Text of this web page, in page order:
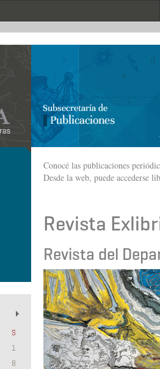
S
1
8
Conocé las publicaciones
Desde la web, puede accederse
Revista
Revista del